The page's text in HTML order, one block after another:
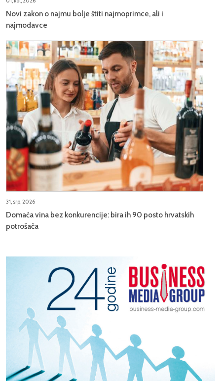
Novi zakon o najmu bolje štiti najmoprimce, ali i
najmodavce
31, srp, 2026
Domaća vina bez konkurencije: bira ih 90 posto hrvatskih
potrošača